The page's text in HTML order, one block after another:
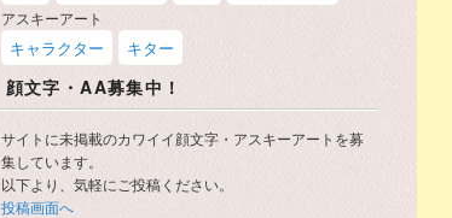
アスキーアート
キャラクター キター
顔文字・AA募集中！
サイトに未掲載のカワイイ顔文字・アスキーアートを募
集しています。
以下より、気軽にご投稿ください。
投稿画面へ